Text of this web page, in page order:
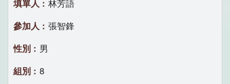
林芳語
張智鋒
男
8